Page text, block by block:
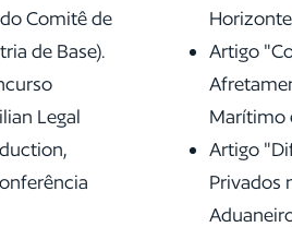
Comitê de
de Base).
Legal
Artigo
Marítimo
Artigo
Privados